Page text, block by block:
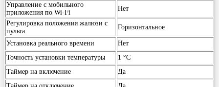
Управление c мобильного
приложения по Wi-Fi
Нет
Регулировка положения жалюзи с
пульта
Горизонтальное
Установка реального времени
Нет
Точность установки температуры
1 °С
Таймер на включение
Да